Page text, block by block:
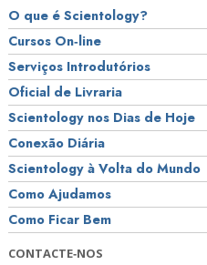
O que é Scientology?
Cursos On‑line
Serviços Introdutórios
Oficial de Livraria
Scientology nos Dias de Hoje
Conexão Diária
Scientology à Volta do Mundo
Como Ajudamos
Como Ficar Bem
CONTACTE‑NOS